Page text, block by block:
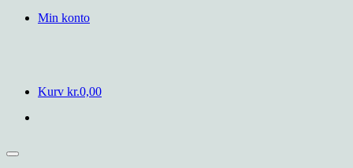
Min konto
Kurv kr.0,00